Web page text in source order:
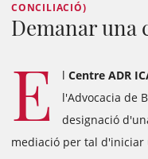
CONCILIACIÓ)
Demanar una
E l Centre ADR
l'Advocacia de
designació
mediació per tal d'iniciar